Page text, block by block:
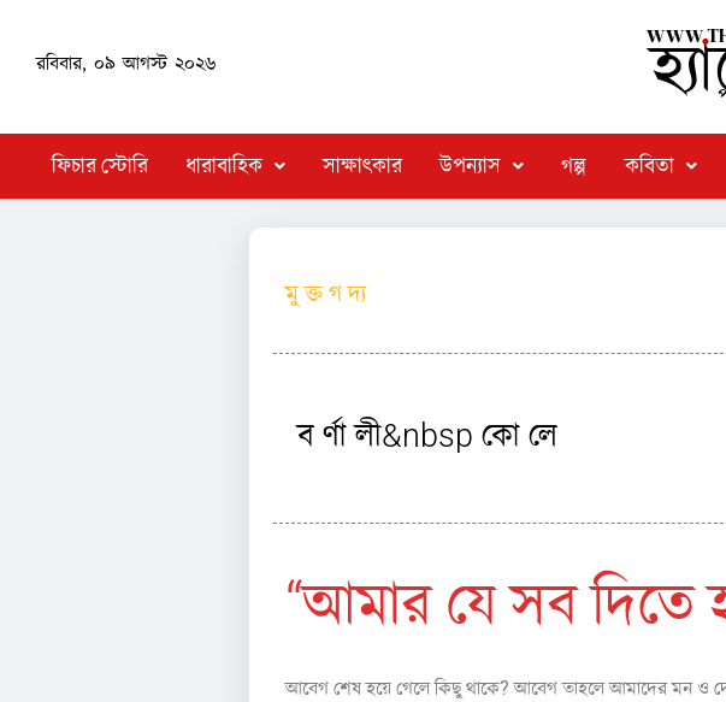
রবিবার, ০৯ আগস্ট ২০২৬
ফিচার স্টোরি ধারাবাহিক সাক্ষাৎকার উপন্যাস গল্প কবিতা
মু ক্ত গ দ্য
ব র্ণা লী&nbsp কো লে
“আমার যে সব দিতে
আবেগ শেষ হয়ে গেলে কিছু থাকে? আবেগ তাহলে আমাদের মন ও